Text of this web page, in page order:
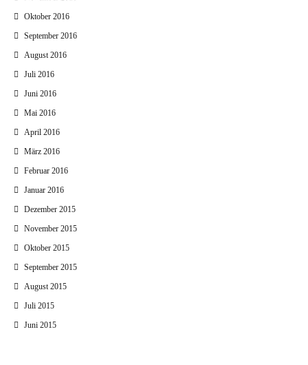
Oktober 2016
September 2016
August 2016
Juli 2016
Juni 2016
Mai 2016
April 2016
März 2016
Februar 2016
Januar 2016
Dezember 2015
November 2015
Oktober 2015
September 2015
August 2015
Juli 2015
Juni 2015